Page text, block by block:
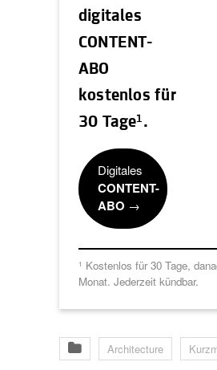
digitales
CONTENT-
ABO
kostenlos für
30 Tage1 .
Digitales
CONTENT-
ABO →
1 Kostenlos für 30 Tage,
Monat. Jederzeit kündbar.
Architecture